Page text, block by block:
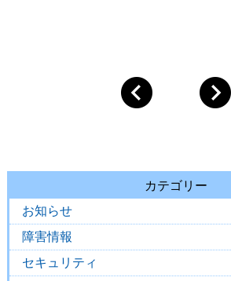
カテゴリー
お知らせ
障害情報
セキュリティ